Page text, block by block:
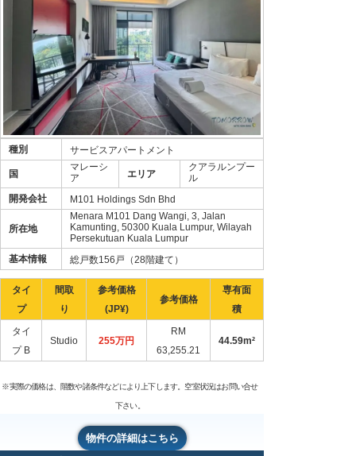
種別 サービスアパートメント
国
マレーシ
ア
エリア
クアラルンプー
ル
開発会社
M101 Holdings Sdn Bhd
所在地
Menara M101 Dang Wangi, 3, Jalan
Kamunting, 50300 Kuala Lumpur, Wilayah
Persekutuan Kuala Lumpur
基本情報
総戸数156戸（28階建て）
タイ
プ
間取
り
参考価格
(JP¥)
参考価格
専有面
積
タイ
プ B
Studio 255万円
RM
63,255.21
44.59m²
※実際の価格は、階数や諸条件などにより上下します。空室状況はお問い合せ
下さい。
物件の詳細はこちら